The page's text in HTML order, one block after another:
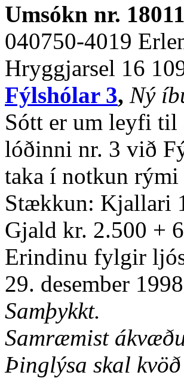
Umsókn nr.
040750-4019
Hryggjarsel 16
Fýlshólar 3, Ný
Sótt er um leyfi til
lóðinni nr. 3 við
taka í notkun rými
Stækkun: Kjallari
Gjald kr. 2.500 +
Erindinu fylgir
29. desember
Samþykkt.
Samræmist
Þinglýsa skal